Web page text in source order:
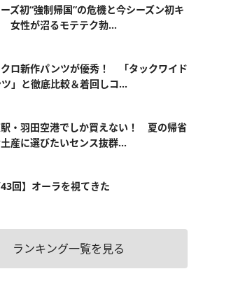
ズ初“強制帰国”の危機と今シーズン初キ
女性が沼るモテテク勃...
ロ新作パンツが優秀！ 「タックワイド
」と徹底比較＆着回しコ...
・羽田空港でしか買えない！ 夏の帰省
産に選びたいセンス抜群...
43回】オーラを視てきた
ランキング一覧を見る